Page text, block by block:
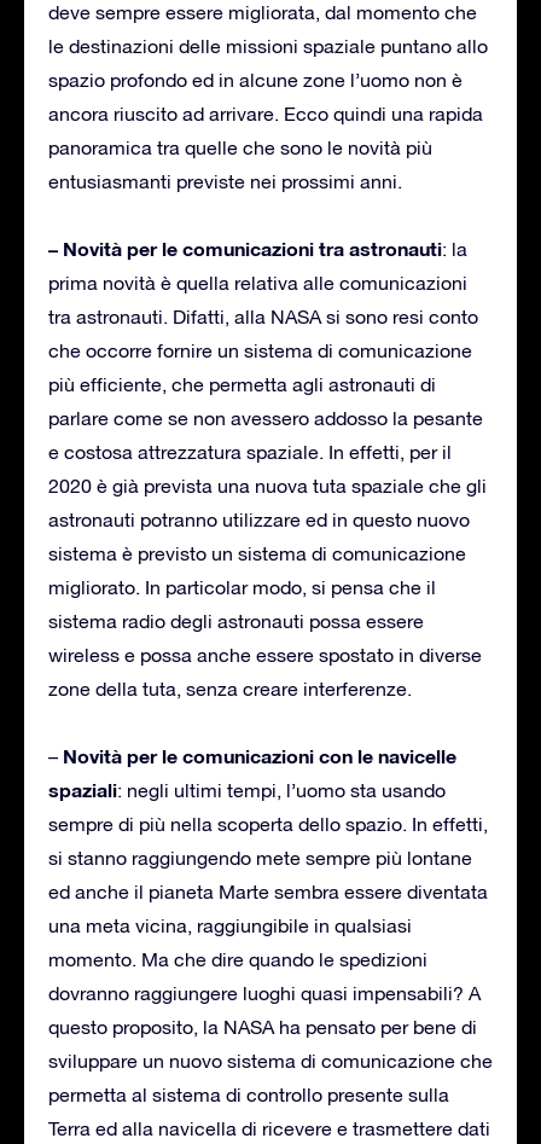
deve sempre essere migliorata, dal momento che
le destinazioni delle missioni spaziale puntano allo
spazio profondo ed in alcune zone l’uomo non è
ancora riuscito ad arrivare. Ecco quindi una rapida
panoramica tra quelle che sono le novità più
entusiasmanti previste nei prossimi anni.
– Novità per le comunicazioni tra astronauti: la
prima novità è quella relativa alle comunicazioni
tra astronauti. Difatti, alla NASA si sono resi conto
che occorre fornire un sistema di comunicazione
più efficiente, che permetta agli astronauti di
parlare come se non avessero addosso la pesante
e costosa attrezzatura spaziale. In effetti, per il
2020 è già prevista una nuova tuta spaziale che gli
astronauti potranno utilizzare ed in questo nuovo
sistema è previsto un sistema di comunicazione
migliorato. In particolar modo, si pensa che il
sistema radio degli astronauti possa essere
wireless e possa anche essere spostato in diverse
zone della tuta, senza creare interferenze.
– Novità per le comunicazioni con le navicelle
spaziali: negli ultimi tempi, l’uomo sta usando
sempre di più nella scoperta dello spazio. In effetti,
si stanno raggiungendo mete sempre più lontane
ed anche il pianeta Marte sembra essere diventata
una meta vicina, raggiungibile in qualsiasi
momento. Ma che dire quando le spedizioni
dovranno raggiungere luoghi quasi impensabili? A
questo proposito, la NASA ha pensato per bene di
sviluppare un nuovo sistema di comunicazione che
permetta al sistema di controllo presente sulla
Terra ed alla navicella di ricevere e trasmettere dati